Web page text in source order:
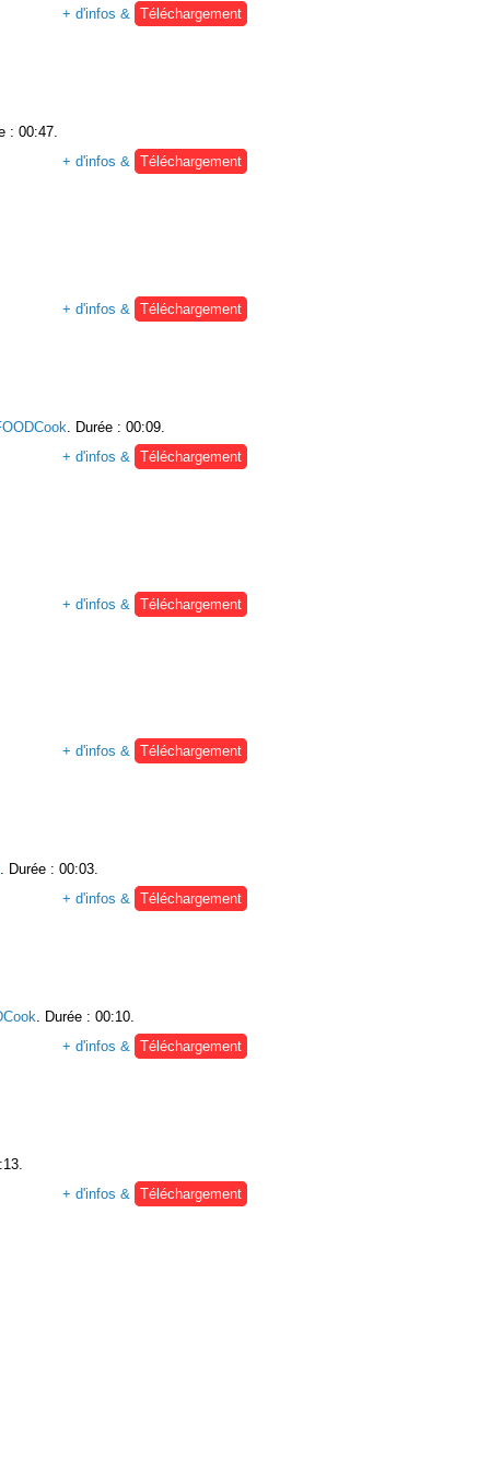
+ d'infos & Téléchargement
: 00:47.
+ d'infos &
Téléchargement
+ d'infos &
Téléchargement
. Durée : 00:09.
+ d'infos &
Téléchargement
+ d'infos &
Téléchargement
+ d'infos & Téléchargement
. Durée : 00:03.
+ d'infos & Téléchargement
. Durée : 00:10.
+ d'infos & Téléchargement
+ d'infos &
Téléchargement